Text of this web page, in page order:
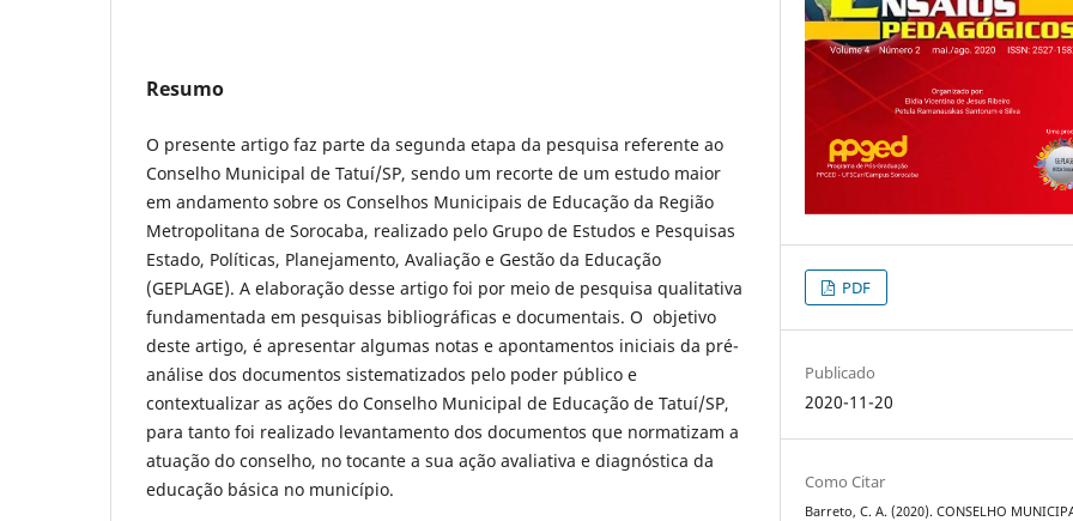
Resumo
O presente artigo faz parte da segunda etapa da pesquisa referente ao
Conselho Municipal de Tatuí/SP, sendo um recorte de um estudo maior
em andamento sobre os Conselhos Municipais de Educação da Região
Metropolitana de Sorocaba, realizado pelo Grupo de Estudos e Pesquisas
Estado, Políticas, Planejamento, Avaliação e Gestão da Educação
(GEPLAGE). A elaboração desse artigo foi por meio de pesquisa qualitativa
fundamentada em pesquisas bibliográficas e documentais. O objetivo
deste artigo, é apresentar algumas notas e apontamentos iniciais da pré-
análise dos documentos sistematizados pelo poder público e
contextualizar as ações do Conselho Municipal de Educação de Tatuí/SP,
para tanto foi realizado levantamento dos documentos que normatizam a
atuação do conselho, no tocante a sua ação avaliativa e diagnóstica da
educação básica no município.
PDF
Publicado
2020-11-20
Como Citar
Barreto, C. A. (2020). CONSELHO